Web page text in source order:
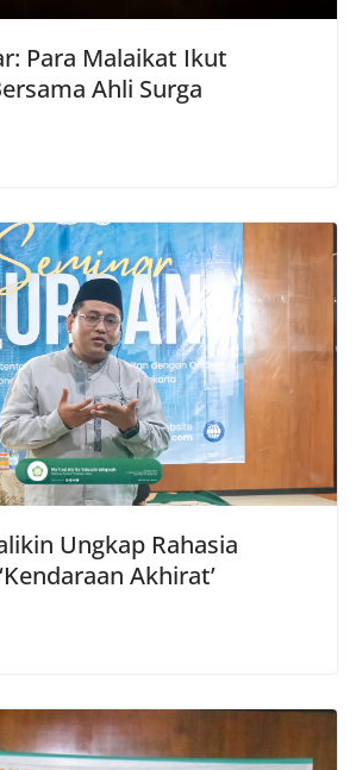
Para Malaikat Ikut
Ahli Surga
Ungkap Rahasia
Akhirat’